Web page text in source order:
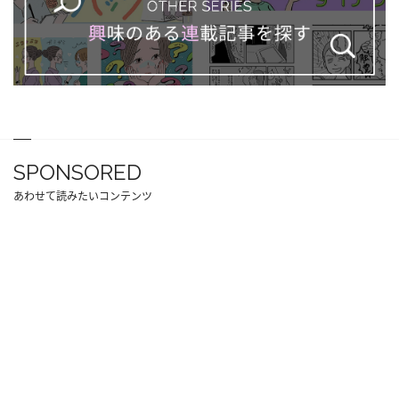
SPONSORED
あわせて読みたいコンテンツ